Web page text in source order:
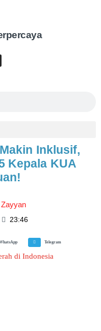
Inklusif,
Kepala KUA
23:46
Telegram